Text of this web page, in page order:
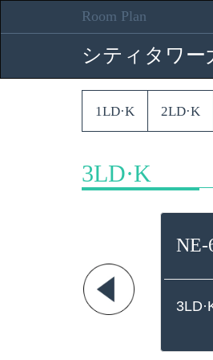
Room Plan
シティタワー
1LD·K 2LD·K
3LD·K
NE-